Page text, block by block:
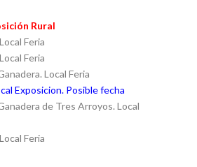
Rural
Feria
Feria
Local Feria
Exposicion. Posible fecha
de Tres Arroyos. Local
Feria